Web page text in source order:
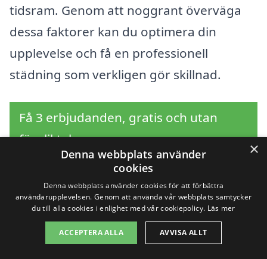
tidsram. Genom att noggrant överväga
dessa faktorer kan du optimera din
upplevelse och få en professionell
städning som verkligen gör skillnad.
Få 3 erbjudanden, gratis och utan
förpliktelser
Sök efter en
professionell för
×
Denna webbplats använder
cookies
Denna webbplats använder cookies för att förbättra
användarupplevelsen. Genom att använda vår webbplats samtycker
du till alla cookies i enlighet med vår cookiepolicy. Läs mer
ACCEPTERA ALLA AVVISA ALLT